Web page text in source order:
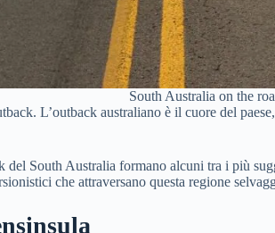
South Australia on the
L’outback australiano è il cuore del
South Australia formano alcuni tra i più
che attraversano questa regione